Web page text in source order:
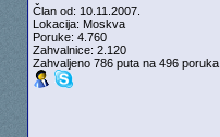
Član od: 10.11.2007.
Lokacija: Moskva
Poruke: 4.760
Zahvalnice: 2.120
Zahvaljeno 786 puta na 496 poruka